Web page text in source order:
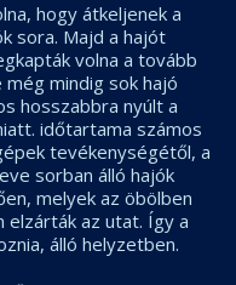
hogy átkeljenek a
sora. Majd a hajót
volna a tovább
mindig sok hajó
hosszabbra nyúlt a
időtartama számos
tevékenységétől, a
sorban álló hajók
melyek az öbölben
az utat. Így a
álló helyzetben.